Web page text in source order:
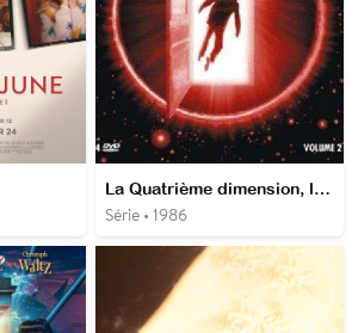
La Quatrième dimension, les épisodes couleurs
Série • 1986